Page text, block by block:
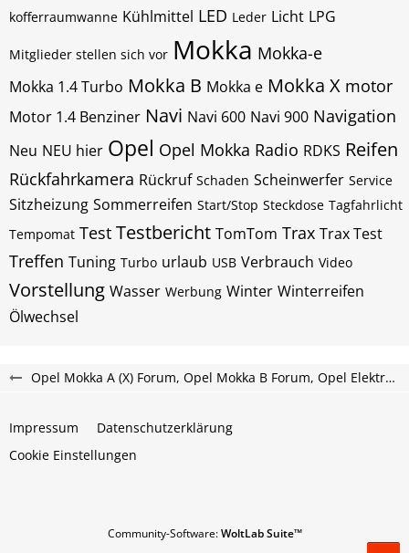
kofferraumwanne Kühlmittel LED Leder Licht LPG
Mitglieder stellen sich vor Mokka Mokka-e
Mokka 1.4 Turbo Mokka B Mokka e Mokka X motor
Motor 1.4 Benziner Navi Navi 600 Navi 900 Navigation
Neu NEU hier Opel Opel Mokka Radio RDKS Reifen
Rückfahrkamera Rückruf Schaden Scheinwerfer Service
Sitzheizung Sommerreifen Start/Stop Steckdose Tagfahrlicht
Tempomat Test Testbericht TomTom Trax Trax Test
Treffen Tuning Turbo urlaub USB Verbrauch Video
Vorstellung Wasser Werbung Winter Winterreifen
Ölwechsel
Opel Mokka A (X) Forum, Opel Mokka B Forum, Opel Elektro Mokka-e Forum
Impressum
Datenschutzerklärung
Cookie Einstellungen
Community-Software:WoltLab Suite™